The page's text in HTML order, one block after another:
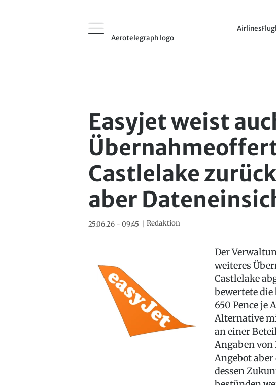
Aerotelegraph logo
Airlines
Easyjet weist
Castlelake
aber
25.06.26 - 09:45 Redaktion
Der
weiteres
Castlelake
bewertete
650 Pence je
Alternative
an einer
Angaben von
Angebot
dessen